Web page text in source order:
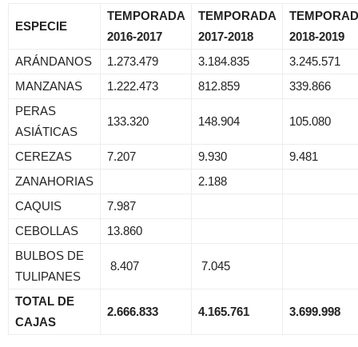
ESPECIE
TEMPORADA
2016-2017
TEMPORADA
2017-2018
2018-2019
ARÁNDANOS
1.273.479 3.184.835
3.245.571
MANZANAS
1.222.473 812.859
339.866
PERAS
ASIÁTICAS
133.320 148.904 105.080
CEREZAS 7.207 9.930
9.481
ZANAHORIAS
2.188
CAQUIS
7.987
CEBOLLAS
13.860
BULBOS DE
TULIPANES
8.407 ​7.045
TOTAL DE
CAJAS
2.666.833 4.165.761 3.699.998